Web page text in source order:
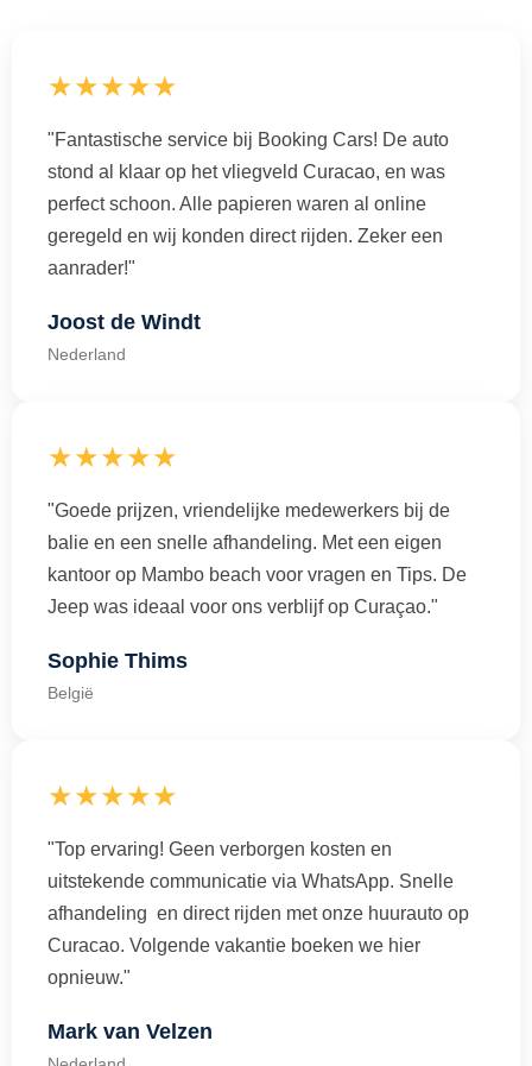
★★★★★
"Fantastische service bij Booking Cars! De auto
stond al klaar op het vliegveld Curacao, en was
perfect schoon. Alle papieren waren al online
geregeld en wij konden direct rijden. Zeker een
aanrader!"
Joost de Windt
Nederland
★★★★★
"Goede prijzen, vriendelijke medewerkers bij de
balie en een snelle afhandeling. Met een eigen
kantoor op Mambo beach voor vragen en Tips. De
Jeep was ideaal voor ons verblijf op Curaçao."
Sophie Thims
België
★★★★★
"Top ervaring! Geen verborgen kosten en
uitstekende communicatie via WhatsApp. Snelle
afhandeling en direct rijden met onze huurauto op
Curacao. Volgende vakantie boeken we hier
opnieuw."
Mark van Velzen